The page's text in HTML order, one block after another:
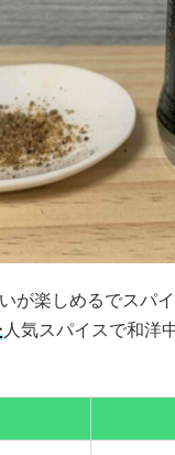
が楽しめるでスパイ
人気スパイスで和洋